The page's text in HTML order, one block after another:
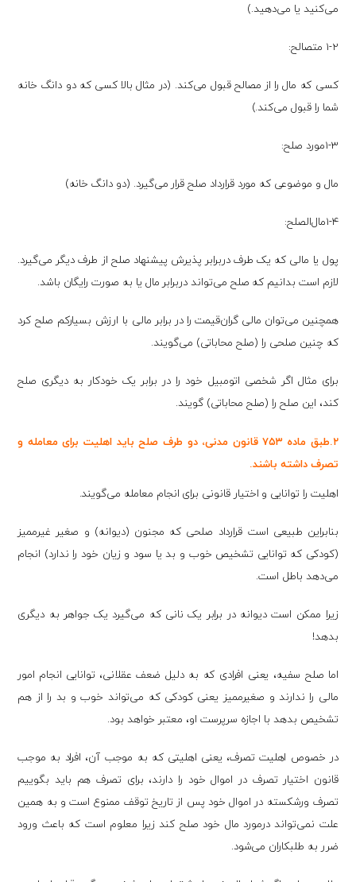
می‌کنید یا می‌دهید.)
1-2 متصالح:
کسی که مال را از مصالح قبول می‌کند. (در مثال بالا کسی که دو دانگ خانه
شما را قبول می‌کند.)
1-3مورد صلح:
مال و موضوعی که مورد قرارداد صلح قرار می‌گیرد. (دو دانگ خانه)
1-4مال‌الصلح:
پول یا مالی که یک طرف دربرابر پذیرش پیشنهاد صلح از طرف دیگر می‌گیرد.
لازم است بدانیم که صلح می‌تواند دربرابر مال یا به‌ صورت رایگان باشد.
همچنین می‌توان مالی گران‌قیمت را در برابر مالی با ارزش بسیارکم صلح کرد
که چنین صلحی را (صلح محاباتی) می‌گویند.
برای مثال اگر شخصی اتومبیل خود را در برابر یک خودکار به دیگری صلح
کند، این صلح را (صلح محاباتی) گویند.
۲.طبق ماده ۷۵۳ قانون مدنی، دو طرف صلح باید اهلیت برای معامله و
تصرف داشته باشند.
اهلیت را توانایی و اختیار قانونی برای انجام معامله می‌گویند.
بنابراین طبیعی است قرارداد صلحی که مجنون (دیوانه) و صغیر غیرممیز
(کودکی که توانایی تشخیص خوب و بد یا سود و زیان خود را ندارد) انجام
می‌دهد باطل است.
زیرا ممکن است دیوانه در برابر یک نانی که می‌گیرد یک جواهر به دیگری
بدهد!
اما صلح سفیه، یعنی افرادی که به دلیل ضعف عقلانی، توانایی انجام امور
مالی را ندارند و صغیرممیز یعنی کودکی که می‌تواند خوب و بد را از هم
تشخیص بدهد با اجازه سرپرست او، معتبر خواهد بود.
در خصوص اهلیت تصرف، یعنی اهلیتی که به موجب آن، افراد به موجب
قانون اختیار تصرف در اموال خود را دارند، برای تصرف هم باید بگوییم
تصرف ورشکسته در اموال خود پس از تاریخ توقف ممنوع است و به همین
علت نمی‌تواند درمورد مال خود صلح کند زیرا معلوم است که باعث ورود
ضرر به طلبکاران می‌شود.